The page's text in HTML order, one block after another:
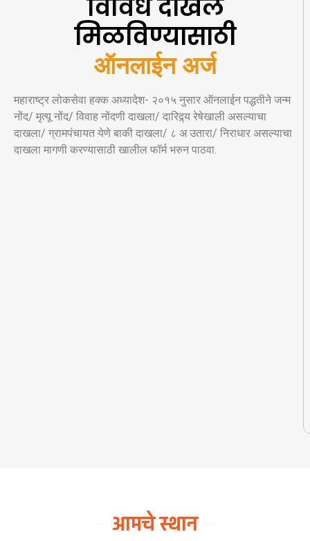
विविध दाखले
मिळविण्यासाठी
ऑनलाईन अर्ज
महाराष्ट्र लोकसेवा हक्क अध्यादेश- २०१५ नुसार ऑनलाईन पद्धतीने जन्म
नोंद/ मृत्यू नोंद/ विवाह नोंदणी दाखला/ दारिद्र्य रेषेखाली असल्याचा
दाखला/ ग्रामपंचायत येणे बाकी दाखला/ ८ अ उतारा/ निराधार असल्याचा
दाखला मागणी करण्यासाठी खालील फॉर्म भरुन पाठवा.
आमचे स्थान